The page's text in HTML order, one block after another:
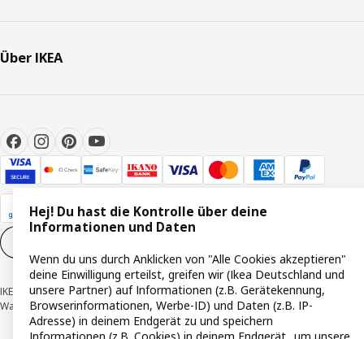
Über IKEA
IKEA Deutschland GmbH & Co. KG - Am Wandersmann 2-4, 65719 Hofheim-
Wallau © Inter IKEA Systems B.V. 1999-2026
Hej! Du hast die Kontrolle über deine
Informationen und Daten
Wenn du uns durch Anklicken von "Alle Cookies akzeptieren"
deine Einwilligung erteilst, greifen wir (Ikea Deutschland und
unsere Partner) auf Informationen (z.B. Gerätekennung,
Browserinformationen, Werbe-ID) und Daten (z.B. IP-
Adresse) in deinem Endgerät zu und speichern